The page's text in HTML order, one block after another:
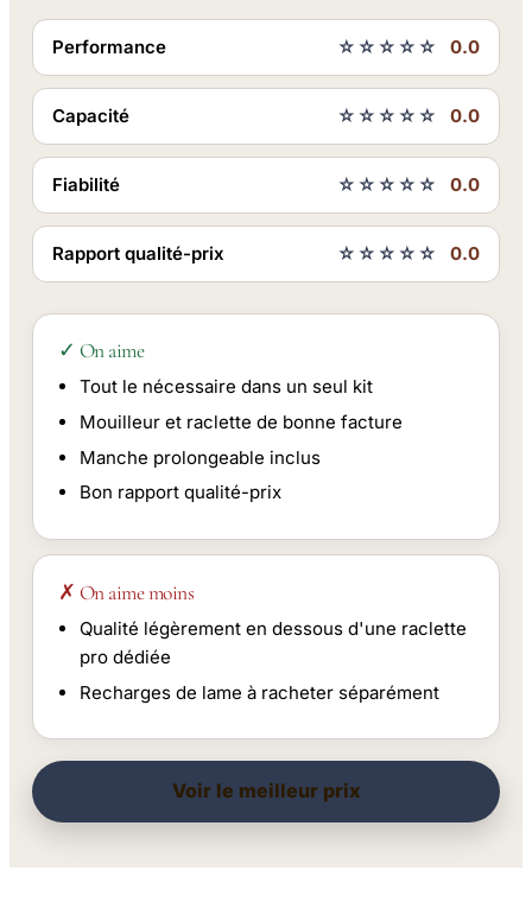
Performance ☆☆☆☆☆ 0.0
Capacité ☆☆☆☆☆ 0.0
Fiabilité ☆☆☆☆☆ 0.0
Rapport qualité-prix ☆☆☆☆☆ 0.0
✓ On aime
Tout le nécessaire dans un seul kit
Mouilleur et raclette de bonne facture
Manche prolongeable inclus
Bon rapport qualité-prix
✗ On aime moins
Qualité légèrement en dessous d'une raclette
pro dédiée
Recharges de lame à racheter séparément
Voir le meilleur prix